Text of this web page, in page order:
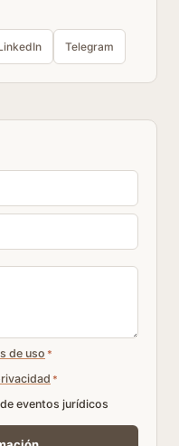
Telegram
de uso *
*
eventos jurídicos